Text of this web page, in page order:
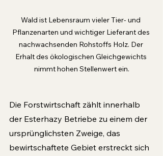
Wald ist Lebensraum vieler Tier- und
Pflanzenarten und wichtiger Lieferant des
nachwachsenden Rohstoffs Holz. Der
Erhalt des ökologischen Gleichgewichts
nimmt hohen Stellenwert ein.
Die Forstwirtschaft zählt innerhalb
der Esterhazy Betriebe zu einem der
ursprünglichsten Zweige, das
bewirtschaftete Gebiet erstreckt sich